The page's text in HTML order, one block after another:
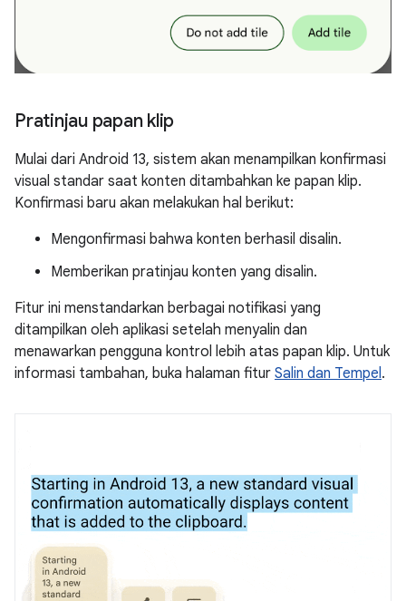
Pratinjau papan klip
Mulai dari Android 13, sistem akan menampilkan konfirmasi
visual standar saat konten ditambahkan ke papan klip.
Konfirmasi baru akan melakukan hal berikut:
Mengonfirmasi bahwa konten berhasil disalin.
Memberikan pratinjau konten yang disalin.
Fitur ini menstandarkan berbagai notifikasi yang
ditampilkan oleh aplikasi setelah menyalin dan
menawarkan pengguna kontrol lebih atas papan klip. Untuk
informasi tambahan, buka halaman fitur Salin dan Tempel .